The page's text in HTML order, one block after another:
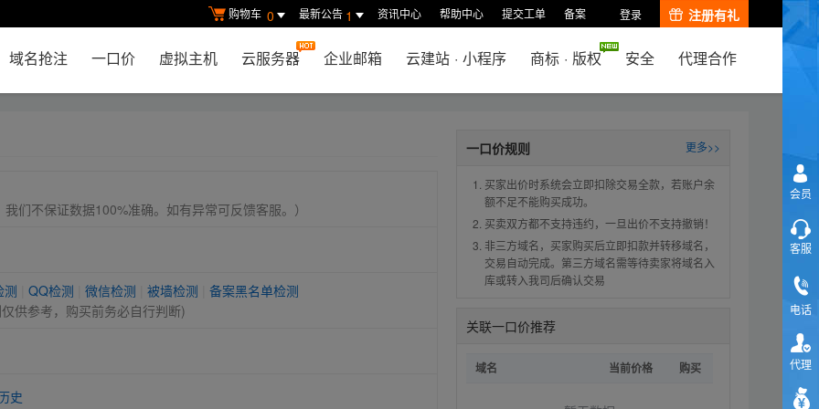
购物车 0 最新公告 1 资讯中心 帮助中心 提交工单 备案 登录 注册有礼
域名抢注 一口价 虚拟主机 云服务器 企业邮箱 云建站 · 小程序 商标 · 版权 安全 代理合作
一口价规则 更多>>
买家出价时系统会立即扣除交易全款，若账户余
额不足不能购买成功。
买卖双方都不支持违约，一旦出价不支持撤销！
非三方域名，买家购买后立即扣款并转移域名，
交易自动完成。第三方域名需等待卖家将域名入
库或转入我司后确认交易
关联一口价推荐
域名 当前价格 购买
们不保证数据100%准确。如有异常可反馈客服。）
测 QQ检测 微信检测 被墙检测
备案黑名单检测
供参考，购买前务必自行判断)
史
会员
客服
电话
代理